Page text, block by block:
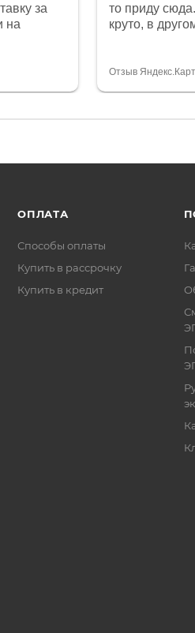
за
на
то приду
круто, в
спасибо
Отзыв
ОПЛАТА
Способы оплаты
Купить в рассрочку
Купить в кредит